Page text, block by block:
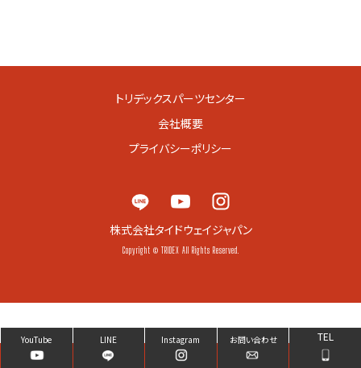
トリデックスパーツセンター
会社概要
プライバシーポリシー
株式会社タイドウェイジャパン
Copyright © TRIDEX All Rights Reserved.
YouTube LINE Instagram お問い合わせ TEL